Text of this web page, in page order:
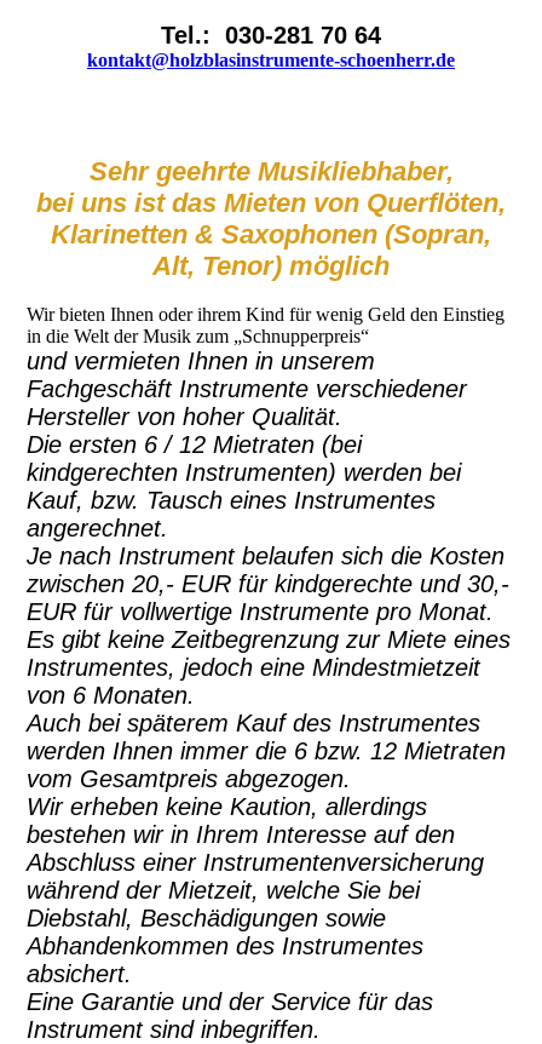
Tel.: 030-281 70 64
kontakt@holzblasinstrumente-schoenherr.de
Sehr geehrte Musikliebhaber,
bei uns ist das Mieten von Querflöten,
Klarinetten & Saxophonen (Sopran,
Alt, Tenor) möglich
Wir bieten Ihnen oder ihrem Kind für wenig Geld den Einstieg
in die Welt der Musik zum „Schnupperpreis“
und vermieten Ihnen in unserem
Fachgeschäft Instrumente verschiedener
Hersteller von hoher Qualität.
Die ersten 6 / 12 Mietraten (bei
kindgerechten Instrumenten) werden bei
Kauf, bzw. Tausch eines Instrumentes
angerechnet.
Je nach Instrument belaufen sich die Kosten
zwischen 20,- EUR für kindgerechte und 30,-
EUR für vollwertige Instrumente pro Monat.
Es gibt keine Zeitbegrenzung zur Miete eines
Instrumentes, jedoch eine Mindestmietzeit
von 6 Monaten.
Auch bei späterem Kauf des Instrumentes
werden Ihnen immer die 6 bzw. 12 Mietraten
vom Gesamtpreis abgezogen.
Wir erheben keine Kaution, allerdings
bestehen wir in Ihrem Interesse auf den
Abschluss einer Instrumentenversicherung
während der Mietzeit, welche Sie bei
Diebstahl, Beschädigungen sowie
Abhandenkommen des Instrumentes
absichert.
Eine Garantie und der Service für das
Instrument sind inbegriffen.